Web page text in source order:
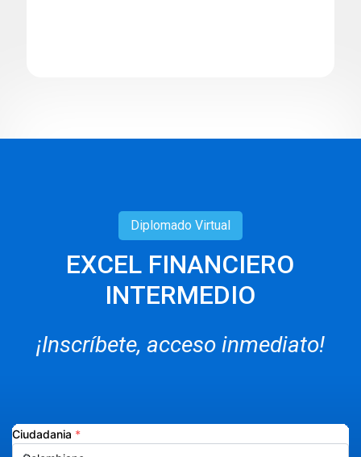
Diplomado Virtual
EXCEL FINANCIERO
INTERMEDIO
¡Inscríbete, acceso inmediato!